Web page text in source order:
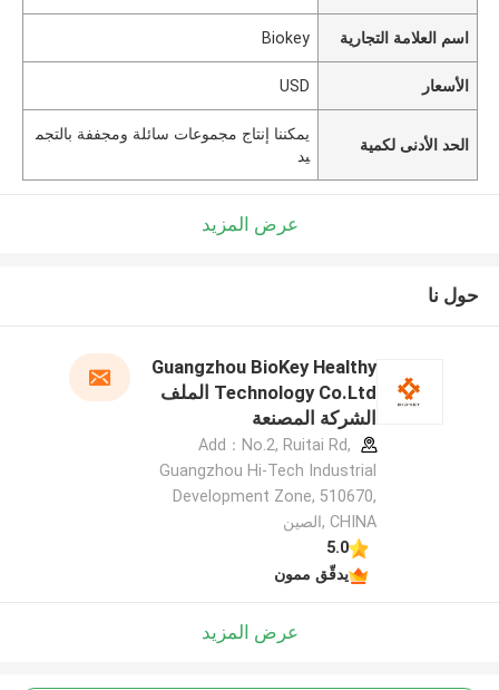
اسم العلامة التجارية Biokey
الأسعار USD
الحد الأدنى لكمية
يمكننا إنتاج مجموعات سائلة ومجففة بالتجم
يد
عرض المزيد
حول نا
Guangzhou BioKey Healthy
Technology Co.Ltd الملف
الشركة المصنعة
Add：No.2, Ruitai Rd,
Guangzhou Hi-Tech Industrial
Development Zone, 510670,
CHINA ,الصين
5.0
يدقّق ممون
عرض المزيد